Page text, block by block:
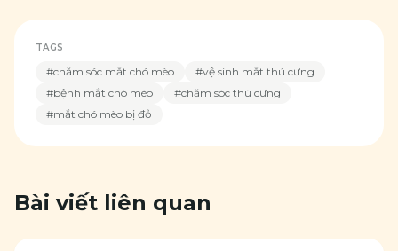
TAGS
#chăm sóc mắt chó mèo #vệ sinh mắt thú cưng
#bệnh mắt chó mèo #chăm sóc thú cưng
#mắt chó mèo bị đỏ
Bài viết liên quan